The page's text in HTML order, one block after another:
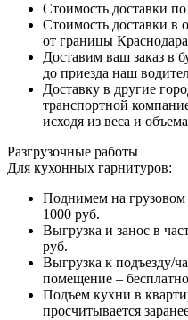
Стоимость доставки
Стоимость доставки в
от границы
Доставим ваш заказ в
до приезда наш
Доставку в другие
транспортной
исходя из веса и
Разгрузочные работы
Для кухонных гарнитуров:
Поднимем на грузовом
1000 руб.
Выгрузка и занос в
руб.
Выгрузка к подъезду/
помещение –
Подъем кухни в
просчитывается